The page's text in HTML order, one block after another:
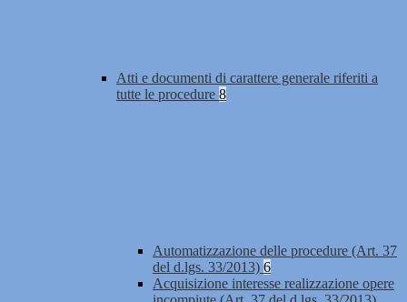
Atti e documenti di carattere generale riferiti a
tutte le procedure 8
Automatizzazione delle procedure (Art. 37
del d.lgs. 33/2013) 6
Acquisizione interesse realizzazione opere